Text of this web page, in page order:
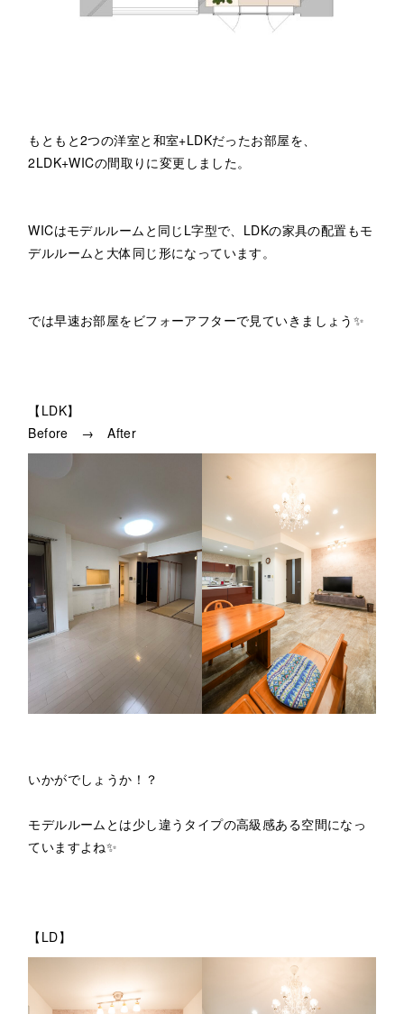
もともと2つの洋室と和室+LDKだったお部屋を、
2LDK+WICの間取りに変更しました。
WICはモデルルームと同じL字型で、LDKの家具の配置もモ
デルルームと大体同じ形になっています。
では早速お部屋をビフォーアフターで見ていきましょう✨
【LDK】
Before → After
いかがでしょうか！？
モデルルームとは少し違うタイプの高級感ある空間になっ
ていますよね✨
【LD】